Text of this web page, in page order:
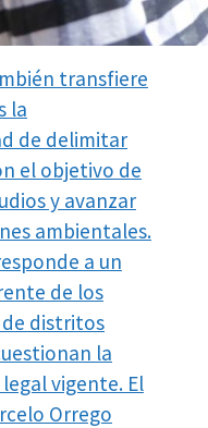
transfiere
la
de delimitar
el objetivo de
y avanzar
ambientales.
a un
de los
distritos
la
vigente. El
Orrego